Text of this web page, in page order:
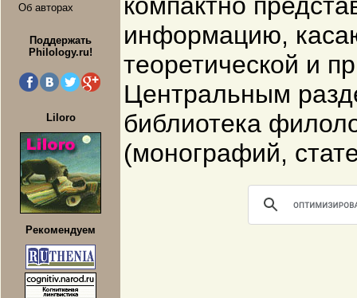
Об авторах
Поддержать
Philology.ru!
Liloro
Рекомендуем
информацию,
теоретической и
Центральным
библиотека
(монографий,